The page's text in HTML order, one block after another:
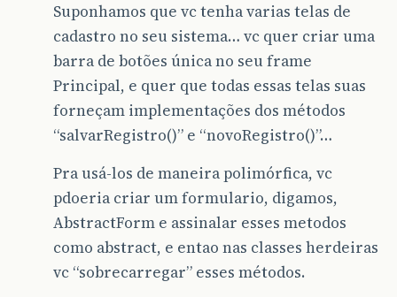
Suponhamos que vc tenha varias telas de
cadastro no seu sistema… vc quer criar uma
barra de botões única no seu frame
Principal, e quer que todas essas telas suas
forneçam implementações dos métodos
“salvarRegistro()” e “novoRegistro()”…
Pra usá-los de maneira polimórfica, vc
pdoeria criar um formulario, digamos,
AbstractForm e assinalar esses metodos
como abstract, e entao nas classes herdeiras
vc “sobrecarregar” esses métodos.